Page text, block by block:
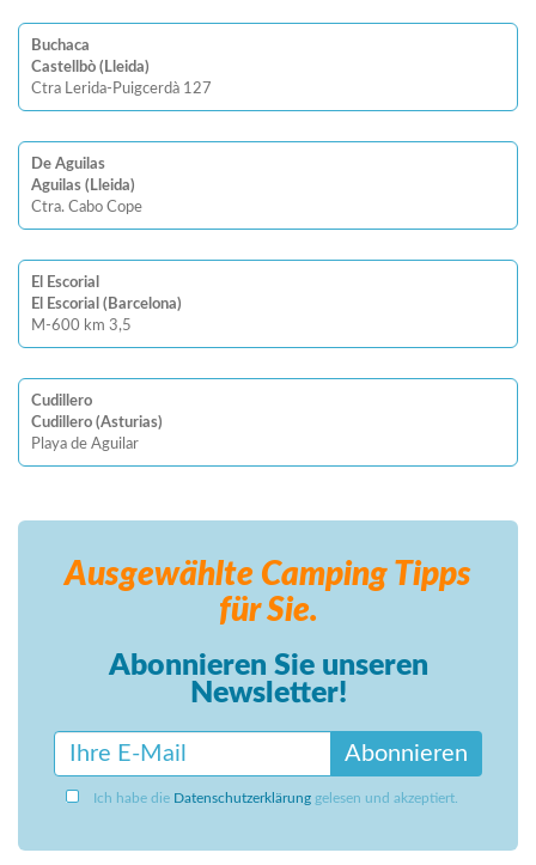
Buchaca
Castellbò (Lleida)
Ctra Lerida-Puigcerdà 127
De Aguilas
Aguilas (Lleida)
Ctra. Cabo Cope
El Escorial
El Escorial (Barcelona)
M-600 km 3,5
Cudillero
Cudillero (Asturias)
Playa de Aguilar
Ausgewählte Camping Tipps
für Sie.
Abonnieren Sie unseren
Newsletter!
Abonnieren
Ich habe die Datenschutzerklärung gelesen und akzeptiert.